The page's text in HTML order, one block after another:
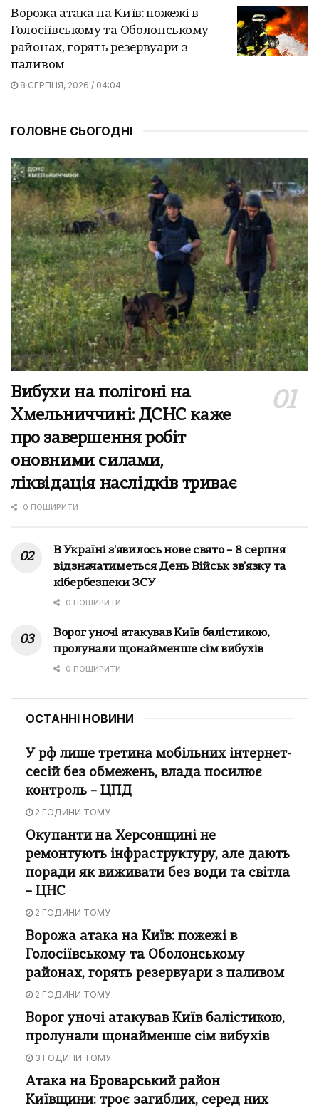
Ворожа атака на Київ: пожежі в
Голосіївському та Оболонському
районах, горять резервуари з
паливом
8 СЕРПНЯ, 2026 / 04:04
ГОЛОВНЕ СЬОГОДНІ
Вибухи на полігоні на
Хмельниччині: ДСНС каже
про завершення робіт
оновними силами,
ліквідація наслідків триває
0 ПОШИРИТИ
В Україні з'явилось нове свято – 8 серпня
відзначатиметься День Військ зв'язку та
кібербезпеки ЗСУ
0 ПОШИРИТИ
Ворог уночі атакував Київ балістикою,
пролунали щонайменше сім вибухів
0 ПОШИРИТИ
ОСТАННІ НОВИНИ
У рф лише третина мобільних інтернет-
сесій без обмежень, влада посилює
контроль – ЦПД
2 ГОДИНИ ТОМУ
Окупанти на Херсонщині не
ремонтують інфраструктуру, але дають
поради як виживати без води та світла
– ЦНС
2 ГОДИНИ ТОМУ
Ворожа атака на Київ: пожежі в
Голосіївському та Оболонському
районах, горять резервуари з паливом
2 ГОДИНИ ТОМУ
Ворог уночі атакував Київ балістикою,
пролунали щонайменше сім вибухів
3 ГОДИНИ ТОМУ
Атака на Броварський район
Київщини: троє загиблих, серед них